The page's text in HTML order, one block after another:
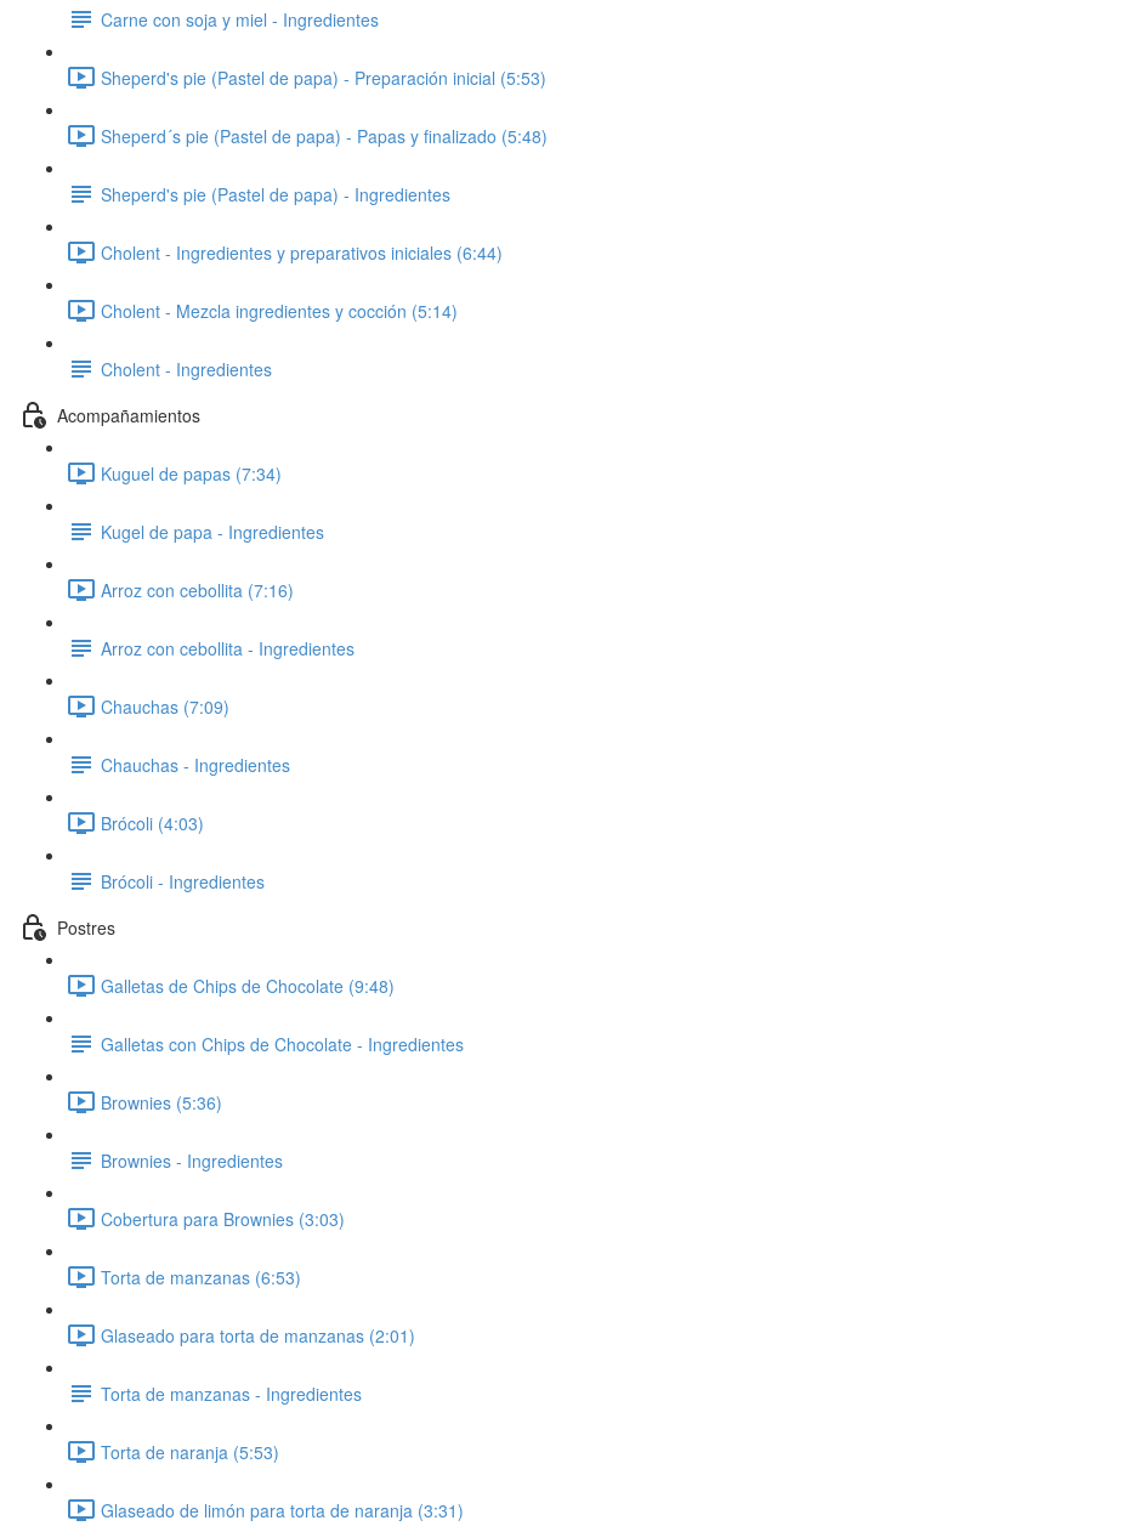
Carne con soja y miel - Ingredientes
Sheperd's pie (Pastel de papa) - Preparación inicial (5:53)
Sheperd´s pie (Pastel de papa) - Papas y finalizado (5:48)
Sheperd's pie (Pastel de papa) - Ingredientes
Cholent - Ingredientes y preparativos iniciales (6:44)
Cholent - Mezcla ingredientes y cocción (5:14)
Cholent - Ingredientes
Acompañamientos
Kuguel de papas (7:34)
Kugel de papa - Ingredientes
Arroz con cebollita (7:16)
Arroz con cebollita - Ingredientes
Chauchas (7:09)
Chauchas - Ingredientes
Brócoli (4:03)
Brócoli - Ingredientes
Postres
Galletas de Chips de Chocolate (9:48)
Galletas con Chips de Chocolate - Ingredientes
Brownies (5:36)
Brownies - Ingredientes
Cobertura para Brownies (3:03)
Torta de manzanas (6:53)
Glaseado para torta de manzanas (2:01)
Torta de manzanas - Ingredientes
Torta de naranja (5:53)
Glaseado de limón para torta de naranja (3:31)